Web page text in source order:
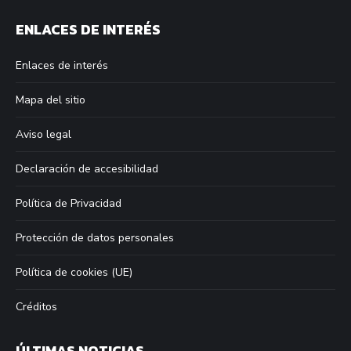
opens
new
window
opens
new
window
opens
new
window
opens
new
ENLACES DE INTERÉS
Enlaces de interés
Mapa del sitio
Aviso legal
Declaración de accesibilidad
Política de Privacidad
Protección de datos personales
Política de cookies (UE)
Créditos